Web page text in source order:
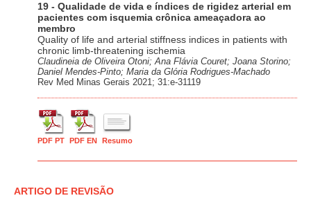
19 - Qualidade de vida e índices de rigidez arterial em
pacientes com isquemia crônica ameaçadora ao
membro
Quality of life and arterial stiffness indices in patients with
chronic limb-threatening ischemia
Claudineia de Oliveira Otoni; Ana Flávia Couret; Joana Storino;
Daniel Mendes-Pinto; Maria da Glória Rodrigues-Machado
Rev Med Minas Gerais 2021; 31:e-31119
PDF PT PDF EN Resumo
ARTIGO DE REVISÃO